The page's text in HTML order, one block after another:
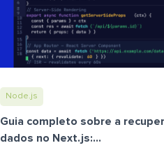
Node.js
Guia completo sobre a
dados no Next.js:...